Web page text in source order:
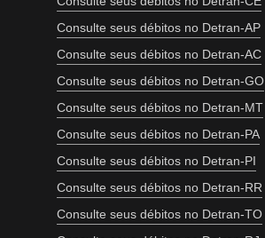
Consulte seus débitos no Detran-AP
Consulte seus débitos no Detran-AC
Consulte seus débitos no Detran-GO
Consulte seus débitos no Detran-MT
Consulte seus débitos no Detran-PA
Consulte seus débitos no Detran-PI
Consulte seus débitos no Detran-RR
Consulte seus débitos no Detran-TO